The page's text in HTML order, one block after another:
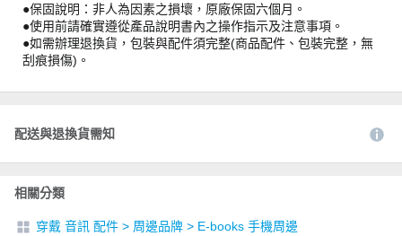
●保固說明：非人為因素之損壞，原廠保固六個月。
●使用前請確實遵從產品說明書內之操作指示及注意事項。
●如需辦理退換貨，包裝與配件須完整(商品配件、包裝完整，無
刮痕損傷)。
配送與退換貨需知
相關分類
穿戴 音訊 配件 > 周邊品牌 > E-books 手機周邊